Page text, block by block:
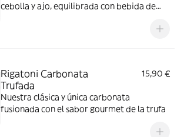
cebolla y ajo, equilibrada con bebida de
Rigatoni Carbonata
Trufada
15,90 €
Nuestra clásica y única carbonata
fusionada con el sabor gourmet de la trufa